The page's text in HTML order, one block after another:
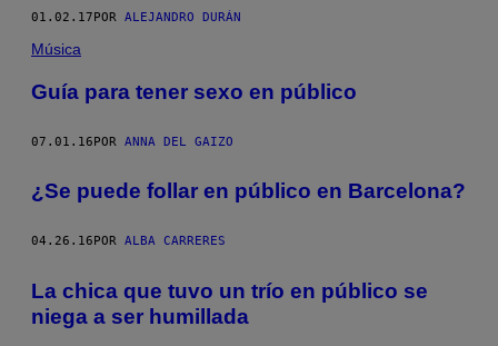
01.02.17 POR ALEJANDRO DURÁN
Música
Guía para tener sexo en público
07.01.16POR ANNA DEL GAIZO
¿Se puede follar en público en Barcelona?
04.26.16 POR ALBA CARRERES
La chica que tuvo un trío en público se
niega a ser humillada